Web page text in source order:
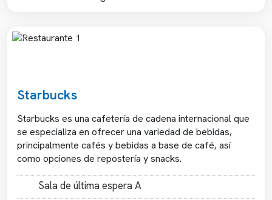
Previous
Starbucks
Starbucks es una cafetería de cadena internacional que
se especializa en ofrecer una variedad de bebidas,
principalmente cafés y bebidas a base de café, así
como opciones de repostería y snacks.
Sala de última espera A